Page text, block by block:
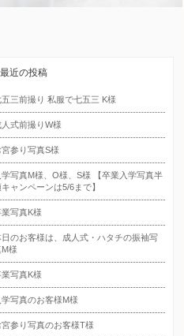
最近の投稿
五三前撮り 私服で七五三 K様
人式前撮りW様
宮参り写真S様
学写真M様、O様、S様 【卒業入学写真半
ャンペーンは5/6まで】
業写真K様
日のお客様は、成人式・ハタチの振袖写
様
業写真K様
学写真のお客様M様
宮参り写真のお客様T様